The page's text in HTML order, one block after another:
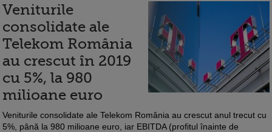
Veniturile
consolidate ale
Telekom România
au crescut în 2019
cu 5%, la 980
milioane euro
Veniturile consolidate ale Telekom România au crescut anul trecut cu
5%, până la 980 milioane euro, iar EBITDA (profitul înainte de